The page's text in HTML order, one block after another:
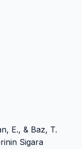
E., & Baz, T.
Sigara